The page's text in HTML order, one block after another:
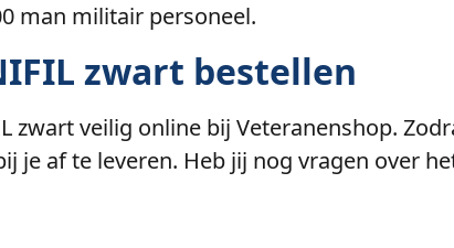
man militair personeel.
zwart bestellen
zwart veilig online bij Veteranenshop.
je af te leveren. Heb jij nog vragen over